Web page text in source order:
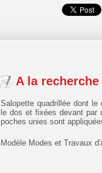
A la
Salopette quadrillée dont
le dos et fixées devant
poches unies sont
Modèle Modes et Travaux